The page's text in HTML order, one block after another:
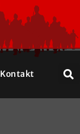
Kontakt